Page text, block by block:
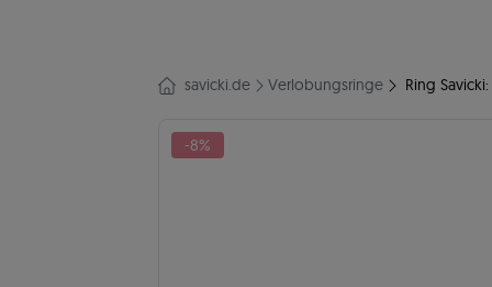
savicki.de Verlobungsringe Ring
-8%